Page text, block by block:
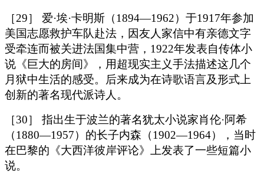
［29］ 爱·埃·卡明斯（1894—1962）于1917年参加
美国志愿救护车队赴法，因友人家信中有亲德文字
受牵连而被关进法国集中营，1922年发表自传体小
说《巨大的房间》，用超现实主义手法描述这几个
月狱中生活的感受。后来成为在诗歌语言及形式上
创新的著名现代派诗人。
［30］ 指出生于波兰的著名犹太小说家肖伦·阿希
（1880—1957）的长子内森（1902—1964），当时
在巴黎的《大西洋彼岸评论》上发表了一些短篇小
说。